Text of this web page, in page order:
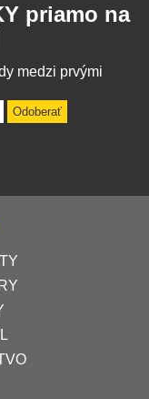
priamo na
medzi prvými
Odoberať